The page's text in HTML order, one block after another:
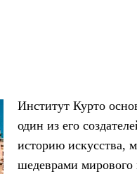
Институт Курто
один из его
историю искусства,
шедеврами мирового